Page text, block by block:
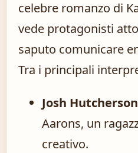
celebre romanzo di
vede protagonisti
saputo comunicare
Tra i principali
Josh Hutcherson
Aarons, un
creativo.